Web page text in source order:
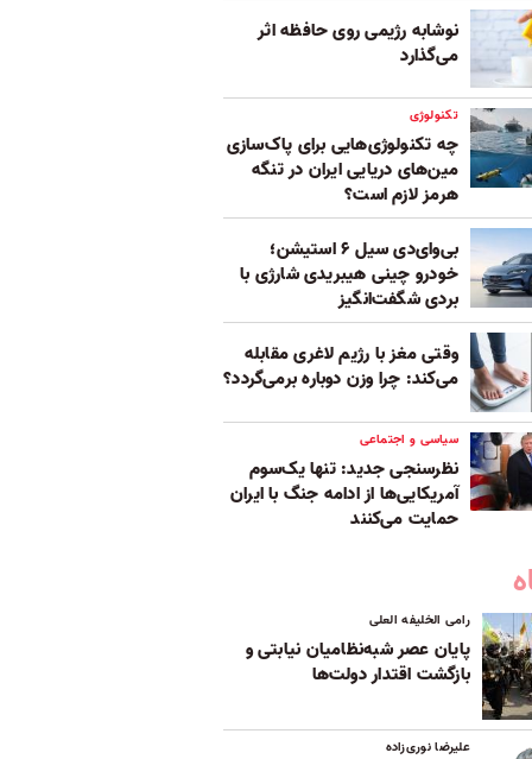
نوشابه رژیمی روی حافظه اثر
می‌گذارد
تکنولوژی
چه تکنولوژی‌هایی برای پاک‌سازی
مین‌های دریایی ایران در تنگه
هرمز لازم است؟
بی‌وای‌دی سیل ۶ استیشن؛
خودرو چینی هیبریدی شارژی با
بردی شگفت‌انگیز
وقتی مغز با رژیم لاغری مقابله
می‌کند: چرا وزن دوباره برمی‌گردد؟
سیاسی و اجتماعی
نظرسنجی جدید: تنها یک‌سوم
آمریکایی‌ها از ادامه جنگ با ایران
حمایت می‌کنند
رامی الخلیفه العلی
پایان عصر شبه‌نظامیان نیابتی و
بازگشت اقتدار دولت‌ها
علیرضا نوری‌زاده